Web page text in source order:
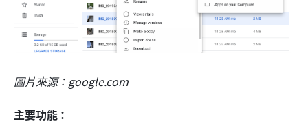
圖片來源：google.com
主要功能：